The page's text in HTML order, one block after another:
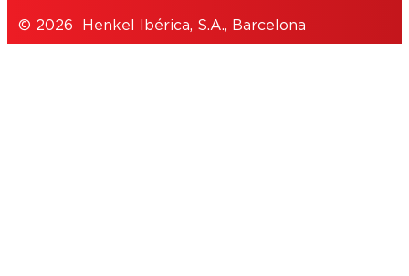
© 2026 Henkel Ibérica, S.A., Barcelona